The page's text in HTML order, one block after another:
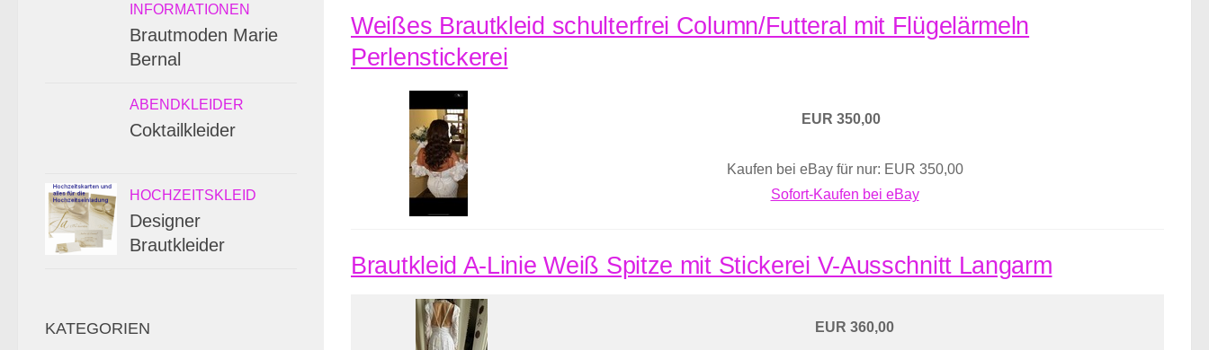
Weißes Brautkleid schulterfrei Column/Futteral mit Flügelärmeln
Perlenstickerei
EUR 350,00
Kaufen bei eBay für nur: EUR 350,00
Sofort-Kaufen bei eBay
Brautkleid A-Linie Weiß Spitze mit Stickerei V-Ausschnitt Langarm
EUR 360,00
INFORMATIONEN
Brautmoden Marie
Bernal
ABENDKLEIDER
Coktailkleider
HOCHZEITSKLEID
Designer
Brautkleider
KATEGORIEN